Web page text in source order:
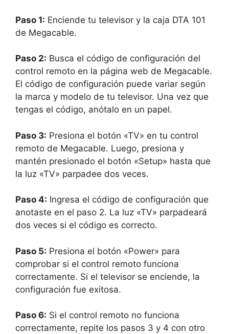
Paso 1: Enciende tu televisor y la caja DTA 101
de Megacable.
Paso 2: Busca el código de configuración del
control remoto en la página web de Megacable.
El código de configuración puede variar según
la marca y modelo de tu televisor. Una vez que
tengas el código, anótalo en un papel.
Paso 3: Presiona el botón «TV» en tu control
remoto de Megacable. Luego, presiona y
mantén presionado el botón «Setup» hasta que
la luz «TV» parpadee dos veces.
Paso 4: Ingresa el código de configuración que
anotaste en el paso 2. La luz «TV» parpadeará
dos veces si el código es correcto.
Paso 5: Presiona el botón «Power» para
comprobar si el control remoto funciona
correctamente. Si el televisor se enciende, la
configuración fue exitosa.
Paso 6: Si el control remoto no funciona
correctamente, repite los pasos 3 y 4 con otro